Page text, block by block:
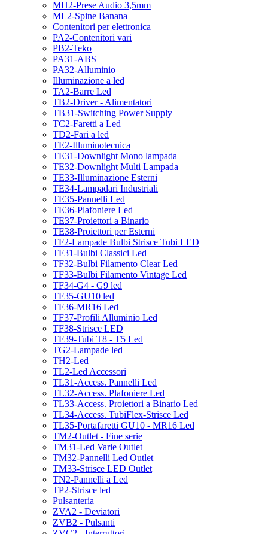
MH2-Prese Audio 3,5mm
ML2-Spine Banana
Contenitori per elettronica
PA2-Contenitori vari
PB2-Teko
PA31-ABS
PA32-Alluminio
Illuminazione a led
TA2-Barre Led
TB2-Driver - Alimentatori
TB31-Switching Power Supply
TC2-Faretti a Led
TD2-Fari a led
TE2-Illuminotecnica
TE31-Downlight Mono lampada
TE32-Downlight Multi Lampada
TE33-Illuminazione Esterni
TE34-Lampadari Industriali
TE35-Pannelli Led
TE36-Plafoniere Led
TE37-Proiettori a Binario
TE38-Proiettori per Esterni
TF2-Lampade Bulbi Strisce Tubi LED
TF31-Bulbi Classici Led
TF32-Bulbi Filamento Clear Led
TF33-Bulbi Filamento Vintage Led
TF34-G4 - G9 led
TF35-GU10 led
TF36-MR16 Led
TF37-Profili Alluminio Led
TF38-Strisce LED
TF39-Tubi T8 - T5 Led
TG2-Lampade led
TH2-Led
TL2-Led Accessori
TL31-Access. Pannelli Led
TL32-Access. Plafoniere Led
TL33-Access. Proiettori a Binario Led
TL34-Access. TubiFlex-Strisce Led
TL35-Portafaretti GU10 - MR16 Led
TM2-Outlet - Fine serie
TM31-Led Varie Outlet
TM32-Pannelli Led Outlet
TM33-Strisce LED Outlet
TN2-Pannelli a Led
TP2-Strisce led
Pulsanteria
ZVA2 - Deviatori
ZVB2 - Pulsanti